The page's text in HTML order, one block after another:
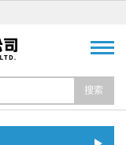
搜索